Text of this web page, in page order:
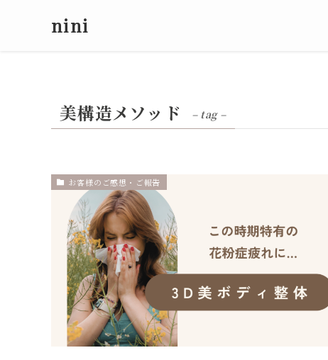
nini
美構造メソッド – tag –
お客様のご感想・ご報告